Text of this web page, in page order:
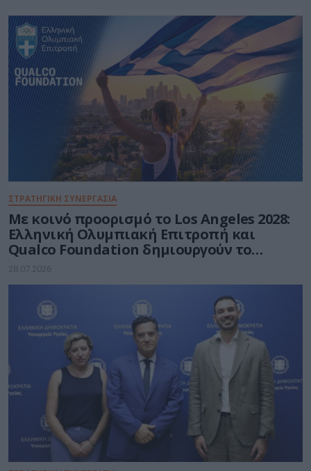
ΣΤΡΑΤΗΓΙΚΗ ΣΥΝΕΡΓΑΣΙΑ
Με κοινό προορισμό το Los Angeles 2028:
Ελληνική Ολυμπιακή Επιτροπή και
Qualco Foundation δημιουργούν το
Ελληνικό Ολυμπιακό Σπίτι
28.07.2026